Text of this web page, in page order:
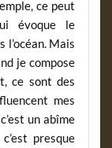
ce peut
évoque le
l’océan. Mais
je compose
ce sont des
mes
un abîme
presque